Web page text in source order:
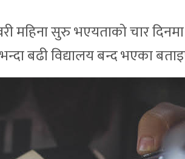
महिना सुरु भएयताको चार दिनमा
बढी विद्यालय बन्द भएका